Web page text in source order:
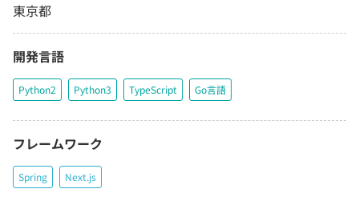
東京都
開発言語
Python2 Python3 TypeScript Go言語
フレームワーク
Spring Next.js